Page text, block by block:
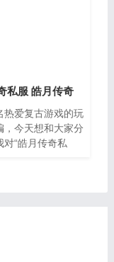
私服 皓月传奇
热爱复古游戏的玩
，今天想和大家分
对“皓月传奇私